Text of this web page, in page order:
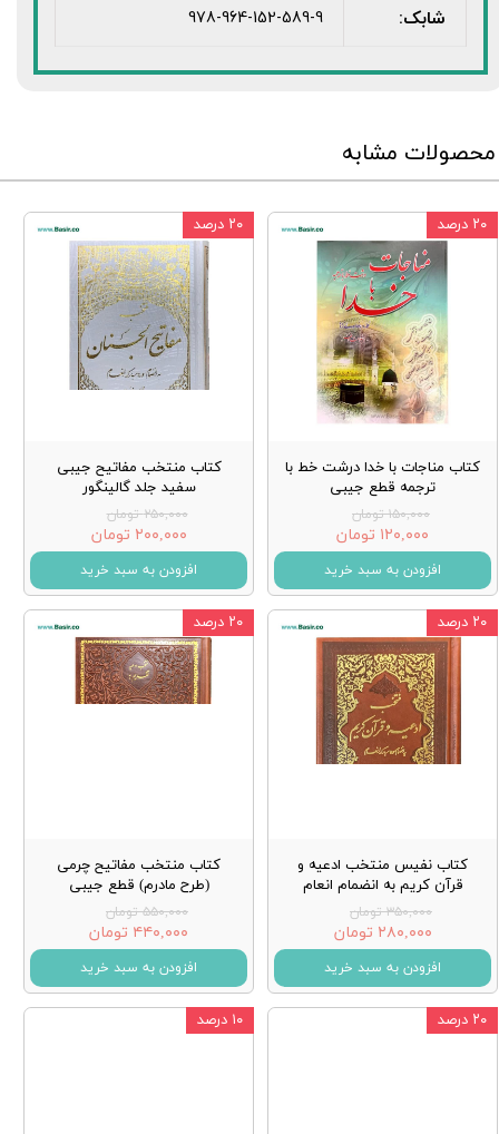
شابک: 978-964-152-589-9
محصولات مشابه
کتاب مناجات با خدا درشت خط با
ترجمه قطع جیبی
۱۵۰,۰۰۰ تومان
۱۲۰,۰۰۰ تومان
افزودن به سبد خرید
۲۰ درصد
کتاب منتخب مفاتیح جیبی
سفید جلد گالینگور
۲۵۰,۰۰۰ تومان
۲۰۰,۰۰۰ تومان
افزودن به سبد خرید
۲۰ درصد
کتاب نفیس منتخب ادعیه و
قرآن کریم به انضمام انعام
۳۵۰,۰۰۰ تومان
۲۸۰,۰۰۰ تومان
افزودن به سبد خرید
۲۰ درصد
کتاب منتخب مفاتیح چرمی
(طرح مادرم) قطع جیبی
۵۵۰,۰۰۰ تومان
۴۴۰,۰۰۰ تومان
افزودن به سبد خرید
۲۰ درصد
۲۰ درصد ۱۰ درصد